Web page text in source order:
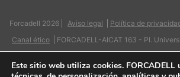
Forcadell 2026 Aviso legal Política de
Canal ético
FORCADELL-AICAT 163 - Pl.
Este sitio web utiliza cookies.